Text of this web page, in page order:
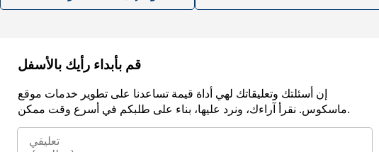
قم بأبداء رأيك بالأسفل
إن أسئلتك وتعليقاتك لهي أداة قيمة تساعدنا على تطوير خدمات موقع
ماسكوس. نقرأ آراءك، ونرد عليها، بناء على طلبكم في أسرع وقت ممكن.